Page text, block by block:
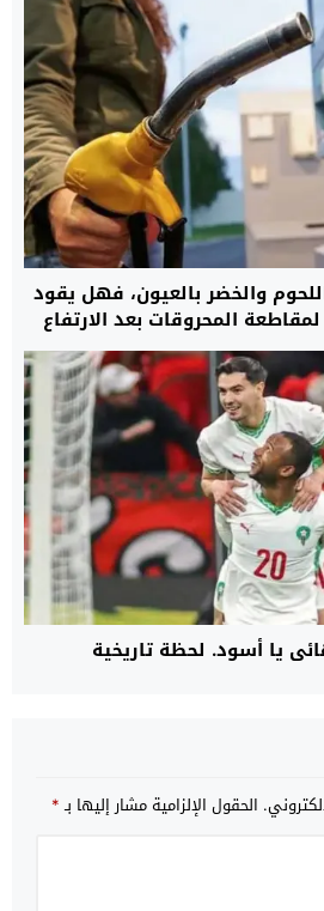
والخضر بالعيون، فهل يقود
المحروقات بعد الارتفاع
في الأسعار؟
يا أسود. لحظة تاريخية
الحقول الإلزامية مشار إليها بـ*